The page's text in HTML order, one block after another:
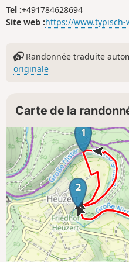
Tel :+491784628694
Site web :https://www.typisch-
Randonnée traduite
originale
Carte de la
1
2